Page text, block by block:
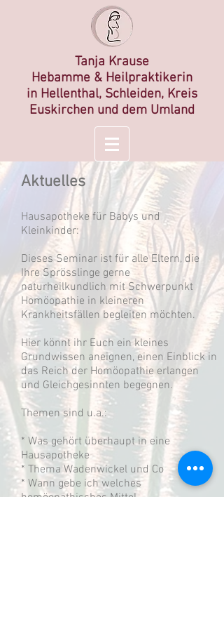
Tanja Krause
Hebamme & Heilpraktikerin
in Hellenthal, Schleiden, Kreis
Euskirchen und dem Umland
Aktuelles
Hausapotheke für Babys und
Kleinkinder:
Dieses Seminar ist für alle Eltern, die
Ihre Sprösslinge gerne
naturheilkundlich mit Schwerpunkt
Homöopathie in kleineren
Krankheitsfällen begleiten möchten.
Hier könnt ihr Euch ein kleines
Grundwissen aneignen, einen Einblick in
das Reich der Homöopathie erlangen
und Gleichgesinnten begegnen.
Themen sind u.a.:
* Was gehört überhaupt in eine
Hausapotheke
* Thema Wadenwickel und Co
* Wann gebe ich welches
homöopathisches Mittel